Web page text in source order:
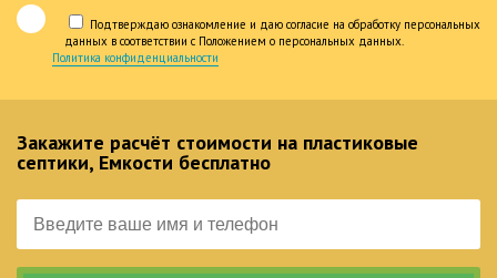
Подтверждаю ознакомление и даю согласие на обработку персональных
данных в соответствии с Положением о персональных данных.
Политика конфиденциальности
Закажите расчёт стоимости на пластиковые
септики, Емкости бесплатно